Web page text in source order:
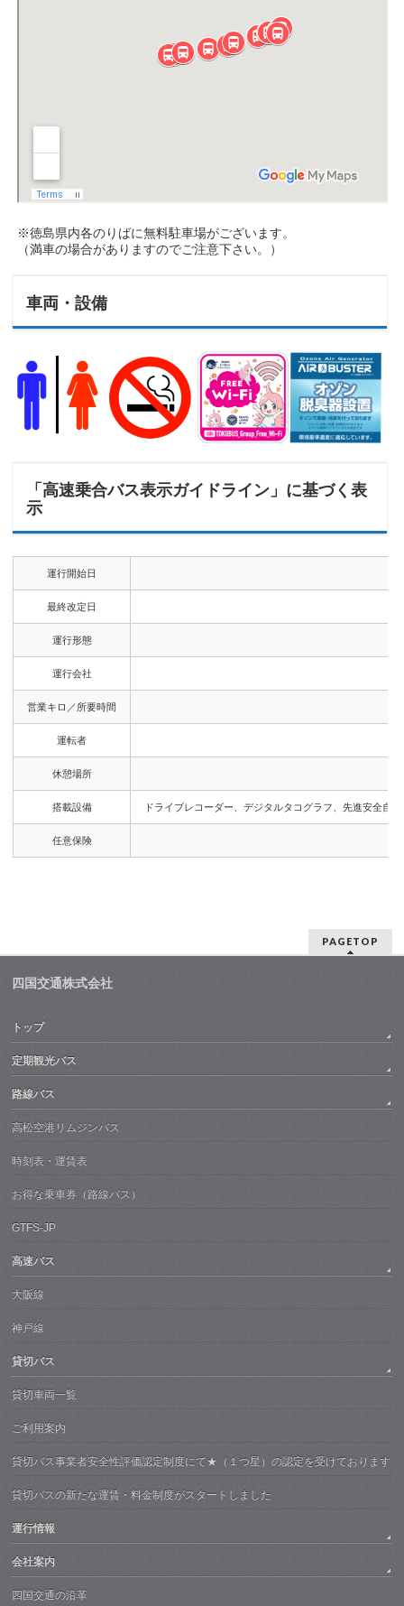
※徳島県内各のりばに無料駐車場がございます。
（満車の場合がありますのでご注意下さい。）
車両・設備
「高速乗合バス表示ガイドライン」に基づく表
示
運行開始日
最終改定日
運行形態
運行会社
営業キロ／所要時間
運転者
休憩場所
搭載設備 ドライブレコーダー、デジタルタコグラフ、先進安全自
任意保険
PAGETOP
四国交通株式会社
トップ
定期観光バス
路線バス
高松空港リムジンバス
時刻表・運賃表
お得な乗車券（路線バス）
GTFS-JP
高速バス
大阪線
神戸線
貸切バス
貸切車両一覧
ご利用案内
貸切バス事業者安全性評価認定制度にて★（１つ星）の認定を受けております
貸切バスの新たな運賃・料金制度がスタートしました
運行情報
会社案内
四国交通の沿革